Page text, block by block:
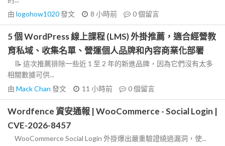
由 logohow1020發文 8 小時前 0個留言
5 個 WordPress 線上課程 (LMS) 外掛推薦，適合經營教
育私域、收集名單、營運個人品牌和內容商業化部署
📝 這次推薦排除一些近 1 至 2 年的新進品牌，因為它們沒有太多
相關數據可供...
由 Mack Chan 發文 11 小時前 0個留言
Wordfence 資安通報 | WooCommerce - Social Login |
CVE-2026-8457
WooCommerce Social Login 外掛爆出嚴重驗證繞過漏洞，使...